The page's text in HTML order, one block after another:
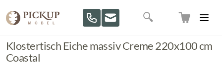
Suche
Klostertisch Eiche massiv Creme 220x100 cm
Coastal